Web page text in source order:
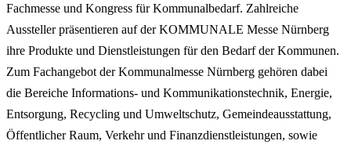
Fachmesse und Kongress für Kommunalbedarf. Zahlreiche
Aussteller präsentieren auf der KOMMUNALE Messe Nürnberg
ihre Produkte und Dienstleistungen für den Bedarf der Kommunen.
Zum Fachangebot der Kommunalmesse Nürnberg gehören dabei
die Bereiche Informations- und Kommunikationstechnik, Energie,
Entsorgung, Recycling und Umweltschutz, Gemeindeausstattung,
Öffentlicher Raum, Verkehr und Finanzdienstleistungen, sowie